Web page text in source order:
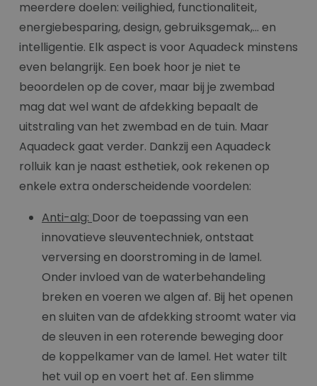
meerdere doelen: veilighied, functionaliteit,
energiebesparing, design, gebruiksgemak,... en
intelligentie. Elk aspect is voor Aquadeck minstens
even belangrijk. Een boek hoor je niet te
beoordelen op de cover, maar bij je zwembad
mag dat wel want de afdekking bepaalt de
uitstraling van het zwembad en de tuin. Maar
Aquadeck gaat verder. Dankzij een Aquadeck
rolluik kan je naast esthetiek, ook rekenen op
enkele extra onderscheidende voordelen:
Anti-alg: Door de toepassing van een
innovatieve sleuventechniek, ontstaat
verversing en doorstroming in de lamel.
Onder invloed van de waterbehandeling
breken en voeren we algen af. Bij het openen
en sluiten van de afdekking stroomt water via
de sleuven in een roterende beweging door
de koppelkamer van de lamel. Het water tilt
het vuil op en voert het af. Een slimme